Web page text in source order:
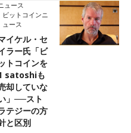
ュース
ビットコインニ
ュース
イケル・セ
ラー氏「ビ
トコインを
satoshiも
却していな
」──スト
テジーの方
と区別